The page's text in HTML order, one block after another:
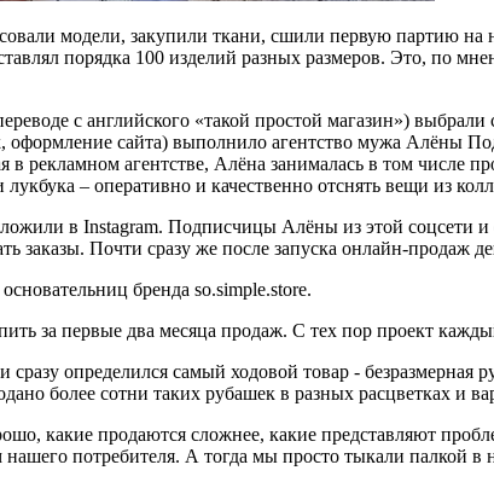
модели, закупили ткани, сшили первую партию
порядка 100 изделий разных размеров. Это, по
с английского «такой простой магазин»)
оформление сайта) выполнило агентство мужа Алёны
в рекламном агентстве, Алёна занималась в том числе
– оперативно и качественно отснять вещи из
в Instagram. Подписчицы Алёны из этой соцсети
заказы. Почти сразу же после запуска онлайн-продаж
бренда so.simple.store.
за первые два месяца продаж. С тех пор проект
определился самый ходовой товар -
более сотни таких рубашек в разных расцветках и
какие продаются сложнее, какие представляют
потребителя. А тогда мы просто тыкали палкой